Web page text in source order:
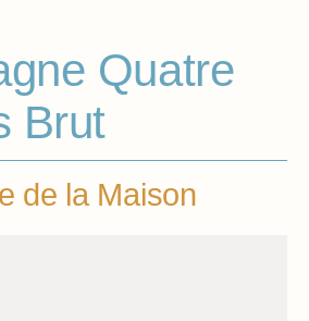
Quatre
Brut
de la Maison